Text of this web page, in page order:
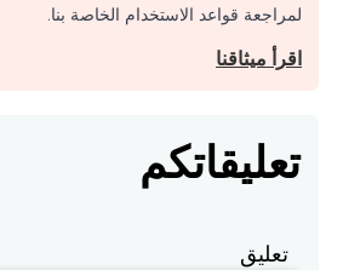
لمراجعة قواعد الاستخدام الخاصة بنا.
اقرأ ميثاقنا
تعليقاتكم
تعليق